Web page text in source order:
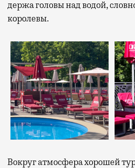
держа головы над водой,
королевы.
Вокруг атмосфера хорошей